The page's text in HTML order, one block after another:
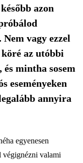
azon
vagy ezzel
az utóbbi
mintha sosem
eseményeken
annyira
egyenesen
végignézni valami